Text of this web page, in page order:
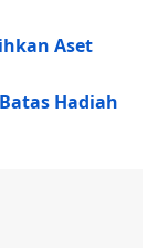
Aset
Hadiah